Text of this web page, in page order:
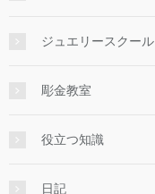
ジュエリースクール
彫金教室
役立つ知識
日記